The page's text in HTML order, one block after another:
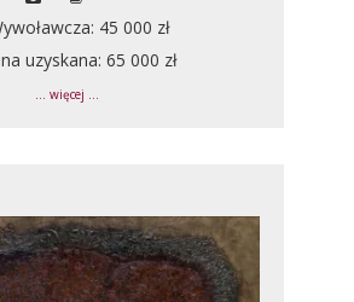
45 000 zł
uzyskana: 65 000 zł
... więcej ...